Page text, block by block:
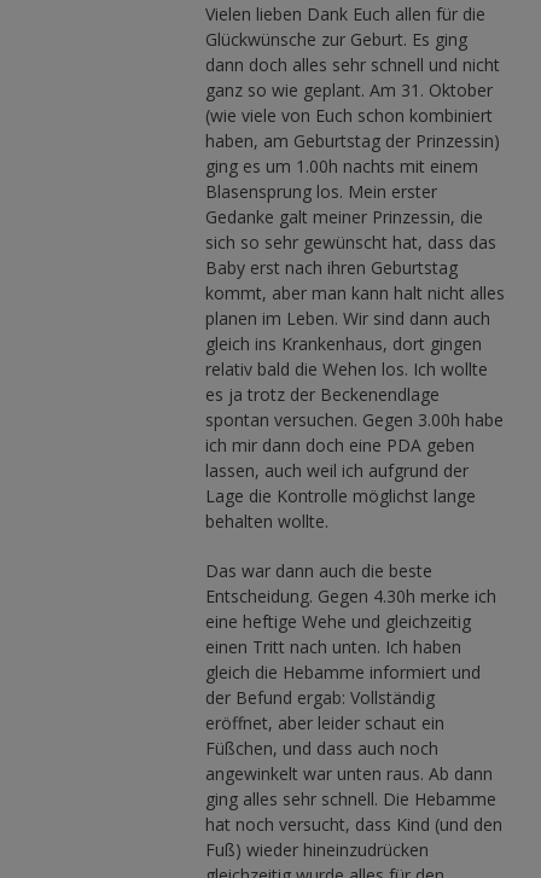
Vielen lieben Dank Euch allen für die
Glückwünsche zur Geburt. Es ging
dann doch alles sehr schnell und nicht
ganz so wie geplant. Am 31. Oktober
(wie viele von Euch schon kombiniert
haben, am Geburtstag der Prinzessin)
ging es um 1.00h nachts mit einem
Blasensprung los. Mein erster
Gedanke galt meiner Prinzessin, die
sich so sehr gewünscht hat, dass das
Baby erst nach ihren Geburtstag
kommt, aber man kann halt nicht alles
planen im Leben. Wir sind dann auch
gleich ins Krankenhaus, dort gingen
relativ bald die Wehen los. Ich wollte
es ja trotz der Beckenendlage
spontan versuchen. Gegen 3.00h habe
ich mir dann doch eine PDA geben
lassen, auch weil ich aufgrund der
Lage die Kontrolle möglichst lange
behalten wollte.
Das war dann auch die beste
Entscheidung. Gegen 4.30h merke ich
eine heftige Wehe und gleichzeitig
einen Tritt nach unten. Ich haben
gleich die Hebamme informiert und
der Befund ergab: Vollständig
eröffnet, aber leider schaut ein
Füßchen, und dass auch noch
angewinkelt war unten raus. Ab dann
ging alles sehr schnell. Die Hebamme
hat noch versucht, dass Kind (und den
Fuß) wieder hineinzudrücken